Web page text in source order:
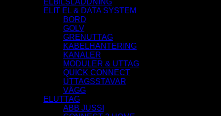
ELBILSLADDNING
ELIT EL & DATA SYSTEM
BORD
GOLV
GRENUTTAG
KABELHANTERING
KANALER
MODULER & UTTAG
QUICK CONNECT
UTTAGSSTAVAR
VÄGG
ELUTTAG
ABB JUSSI